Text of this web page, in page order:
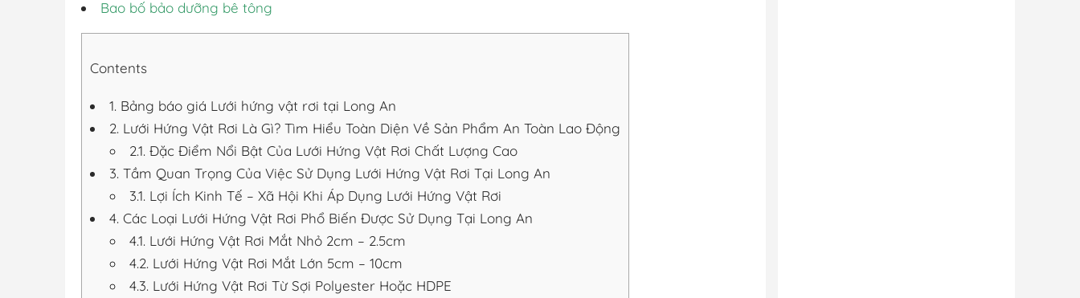
Bao bố bảo dưỡng bê tông
Contents
1. Bảng báo giá Lưới hứng vật rơi tại Long An
2. Lưới Hứng Vật Rơi Là Gì? Tìm Hiểu Toàn Diện Về Sản Phẩm An Toàn Lao Động
2.1. Đặc Điểm Nổi Bật Của Lưới Hứng Vật Rơi Chất Lượng Cao
3. Tầm Quan Trọng Của Việc Sử Dụng Lưới Hứng Vật Rơi Tại Long An
3.1. Lợi Ích Kinh Tế – Xã Hội Khi Áp Dụng Lưới Hứng Vật Rơi
4. Các Loại Lưới Hứng Vật Rơi Phổ Biến Được Sử Dụng Tại Long An
4.1. Lưới Hứng Vật Rơi Mắt Nhỏ 2cm – 2.5cm
4.2. Lưới Hứng Vật Rơi Mắt Lớn 5cm – 10cm
4.3. Lưới Hứng Vật Rơi Từ Sợi Polyester Hoặc HDPE